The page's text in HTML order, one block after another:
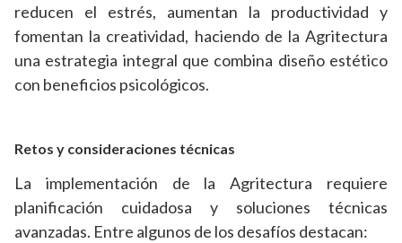
reducen el estrés, aumentan la productividad y
fomentan la creatividad, haciendo de la Agritectura
una estrategia integral que combina diseño estético
con beneficios psicológicos.
Retos y consideraciones técnicas
La implementación de la Agritectura requiere
planificación cuidadosa y soluciones técnicas
avanzadas. Entre algunos de los desafíos destacan: